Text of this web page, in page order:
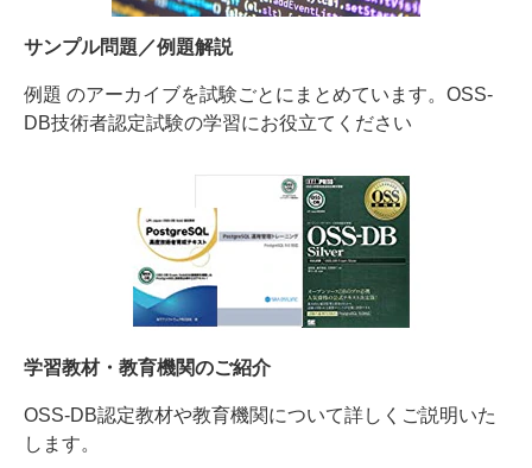
サンプル問題／例題解説
例題 のアーカイブを試験ごとにまとめています。OSS-
DB技術者認定試験の学習にお役立てください
学習教材・教育機関のご紹介
OSS-DB認定教材や教育機関について詳しくご説明いた
します。